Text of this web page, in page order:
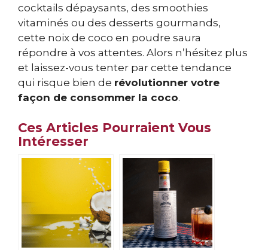
cocktails dépaysants, des smoothies
vitaminés ou des desserts gourmands,
cette noix de coco en poudre saura
répondre à vos attentes. Alors n’hésitez plus
et laissez-vous tenter par cette tendance
qui risque bien de révolutionner votre
façon de consommer la coco.
Ces Articles Pourraient Vous
Intéresser